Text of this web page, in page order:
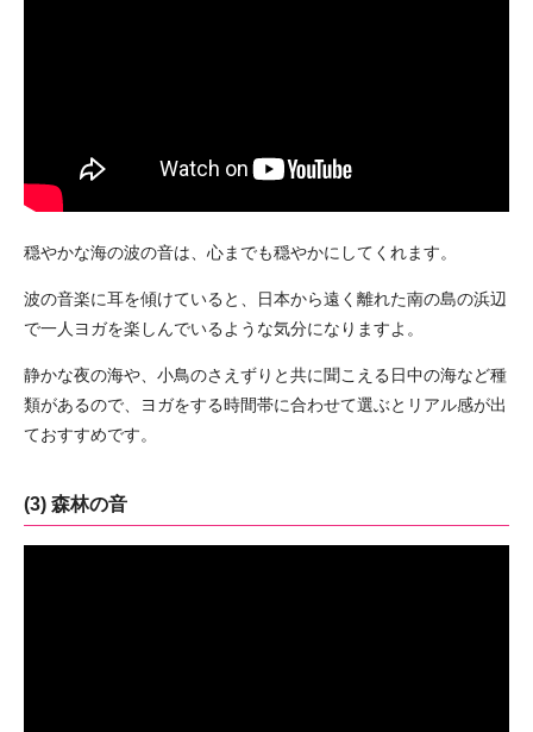
穏やかな海の波の音は、心までも穏やかにしてくれます。
波の音楽に耳を傾けていると、日本から遠く離れた南の島の浜辺
で一人ヨガを楽しんでいるような気分になりますよ。
静かな夜の海や、小鳥のさえずりと共に聞こえる日中の海など種
類があるので、ヨガをする時間帯に合わせて選ぶとリアル感が出
ておすすめです。
(3) 森林の音